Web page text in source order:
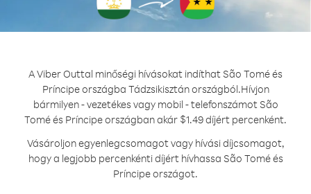
A Viber Outtal minőségi hívásokat indíthat São Tomé és
Príncipe országba Tádzsikisztán országból.Hívjon
bármilyen - vezetékes vagy mobil - telefonszámot São
Tomé és Príncipe országban akár $1.49 díjért percenként.
Vásároljon egyenlegcsomagot vagy hívási díjcsomagot,
hogy a legjobb percenkénti díjért hívhassa São Tomé és
Príncipe országot.